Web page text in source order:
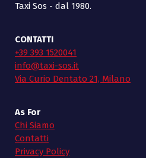
Taxi Sos - dal 1980.
CONTATTI
+39 393 1520041
info@taxi-sos.it
Via Curio Dentato 21, Milano
As For
Chi Siamo
Contatti
Privacy Policy